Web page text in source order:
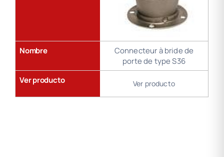
Nombre
Connecteur à bride de
porte de type S36
Ver producto
Ver producto